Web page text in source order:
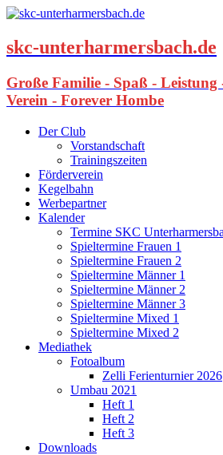
skc-unterharmersbach.de
Große Familie - Spaß -
Verein - Forever Hombe
Der Club
Vorstandschaft
Trainingszeiten
Förderverein
Kegelbahn
Werbepartner
Kalender
Termine SKC
Spieltermine Frauen 1
Spieltermine Frauen 2
Spieltermine Männer 1
Spieltermine Männer 2
Spieltermine Männer 3
Spieltermine Mixed 1
Spieltermine Mixed 2
Mediathek
Fotoalbum
Zelli Ferienturnier 2026
Umbau 2021
Heft 1
Heft 2
Heft 3
Downloads